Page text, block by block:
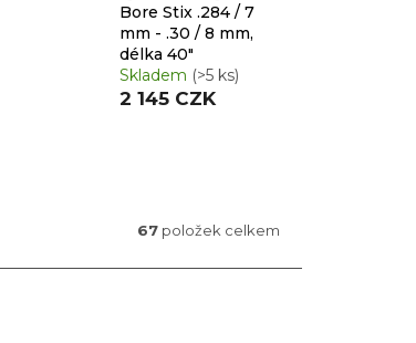
Bore Stix .284 / 7
mm - .30 / 8 mm,
délka 40"
Skladem (>5 ks)
2 145 CZK
67 položek celkem